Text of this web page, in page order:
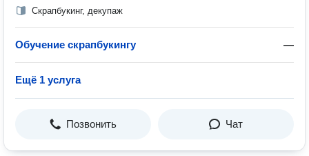
Скрапбукинг, декупаж
Обучение скрапбукингу —
Ещё 1 услуга
Позвонить Чат